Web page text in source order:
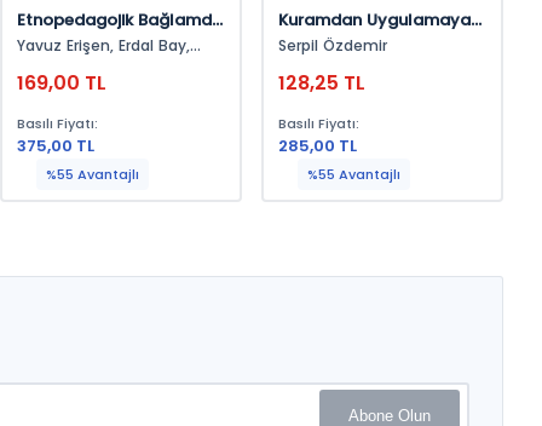
Etnopedagojik Bağlamda
Balkan Ülkeleri Ve Türkiye
Karakter Eğitimi
Yavuz Erişen, Erdal Bay,
169,00 TL
Basılı Fiyatı:
375,00 TL
%55 Avantajlı
Kuramdan Uygulamaya
Türkçe Ders Kitabı
Serpil Özdemir
128,25 TL
Basılı Fiyatı:
285,00 TL
%55 Avantajlı
Abone Olun